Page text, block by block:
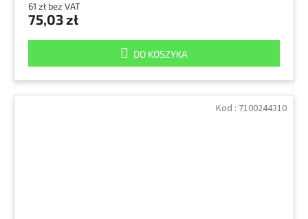
61 zł bez VAT
75,03 zł
DO KOSZYKA
Kod : 7100244310